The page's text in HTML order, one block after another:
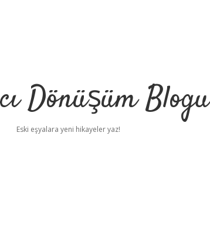
Dönüşüm Blogu
Eski eşyalara yeni hikayeler yaz!